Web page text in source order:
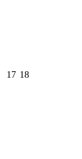
17 18